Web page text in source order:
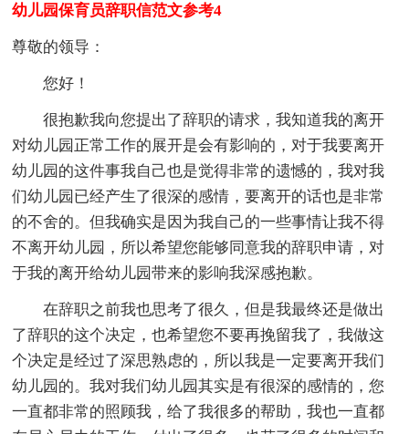
幼儿园保育员辞职信范文参考4
尊敬的领导：
您好！
很抱歉我向您提出了辞职的请求，我知道我的离开
对幼儿园正常工作的展开是会有影响的，对于我要离开
幼儿园的这件事我自己也是觉得非常的遗憾的，我对我
们幼儿园已经产生了很深的感情，要离开的话也是非常
的不舍的。但我确实是因为我自己的一些事情让我不得
不离开幼儿园，所以希望您能够同意我的辞职申请，对
于我的离开给幼儿园带来的影响我深感抱歉。
在辞职之前我也思考了很久，但是我最终还是做出
了辞职的这个决定，也希望您不要再挽留我了，我做这
个决定是经过了深思熟虑的，所以我是一定要离开我们
幼儿园的。我对我们幼儿园其实是有很深的感情的，您
一直都非常的照顾我，给了我很多的帮助，我也一直都